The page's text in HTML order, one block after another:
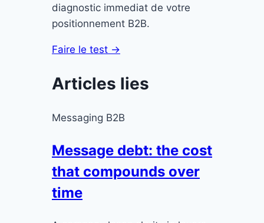
diagnostic immediat de votre
positionnement B2B.
Faire le test →
Articles lies
Messaging B2B
Message debt: the cost
that compounds over
time